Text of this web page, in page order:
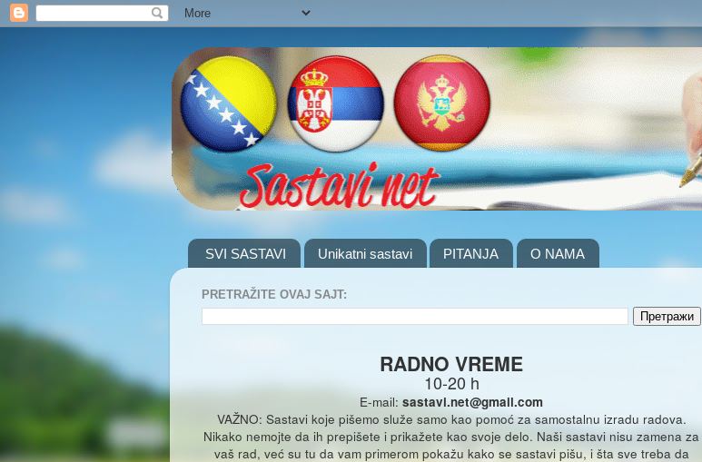
SVI SASTAVI Unikatni sastavi PITANJA O NAMA
PRETRAŽITE OVAJ SAJT:
RADNO VREME
10-20 h
E-mail: sastavi.net@gmail.com
VAŽNO: Sastavi koje pišemo služe samo kao pomoć za samostalnu izradu radova.
Nikako nemojte da ih prepišete i prikažete kao svoje delo. Naši sastavi nisu zamena za
vaš rad, već su tu da vam primerom pokažu kako se sastavi pišu, i šta sve treba da